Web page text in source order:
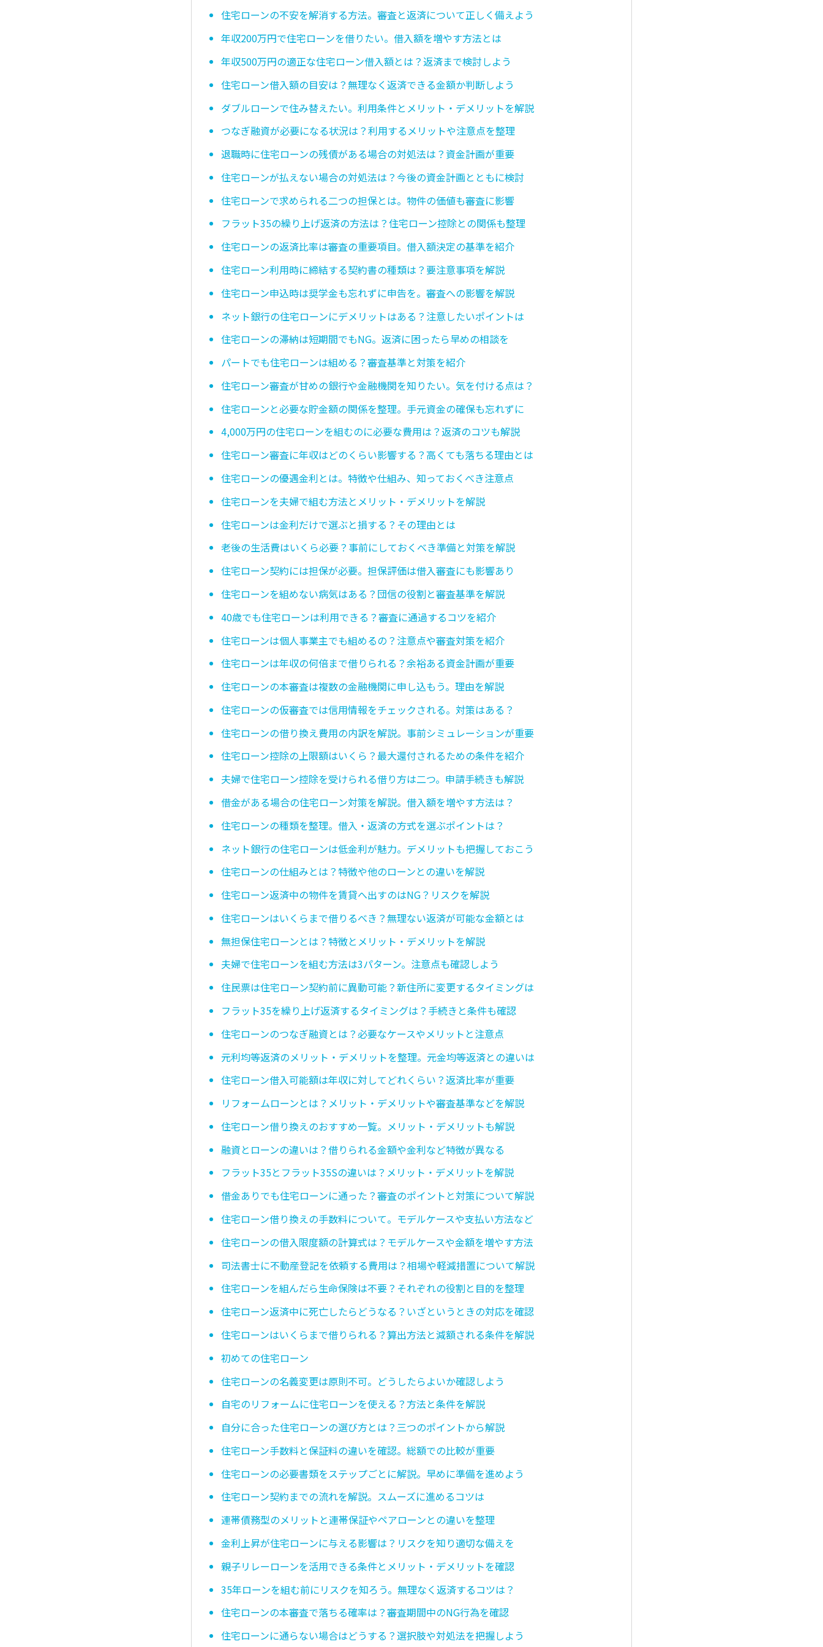
住宅ローンの不安を解消する方法。審査と返済について正しく備えよう
年収200万円で住宅ローンを借りたい。借入額を増やす方法とは
年収500万円の適正な住宅ローン借入額とは？返済まで検討しよう
住宅ローン借入額の目安は？無理なく返済できる金額か判断しよう
ダブルローンで住み替えたい。利用条件とメリット・デメリットを解説
つなぎ融資が必要になる状況は？利用するメリットや注意点を整理
退職時に住宅ローンの残債がある場合の対処法は？資金計画が重要
住宅ローンが払えない場合の対処法は？今後の資金計画とともに検討
住宅ローンで求められる二つの担保とは。物件の価値も審査に影響
フラット35の繰り上げ返済の方法は？住宅ローン控除との関係も整理
住宅ローンの返済比率は審査の重要項目。借入額決定の基準を紹介
住宅ローン利用時に締結する契約書の種類は？要注意事項を解説
住宅ローン申込時は奨学金も忘れずに申告を。審査への影響を解説
ネット銀行の住宅ローンにデメリットはある？注意したいポイントは
住宅ローンの滞納は短期間でもNG。返済に困ったら早めの相談を
パートでも住宅ローンは組める？審査基準と対策を紹介
住宅ローン審査が甘めの銀行や金融機関を知りたい。気を付ける点は？
住宅ローンと必要な貯金額の関係を整理。手元資金の確保も忘れずに
4,000万円の住宅ローンを組むのに必要な費用は？返済のコツも解説
住宅ローン審査に年収はどのくらい影響する？高くても落ちる理由とは
住宅ローンの優遇金利とは。特徴や仕組み、知っておくべき注意点
住宅ローンを夫婦で組む方法とメリット・デメリットを解説
住宅ローンは金利だけで選ぶと損する？その理由とは
老後の生活費はいくら必要？事前にしておくべき準備と対策を解説
住宅ローン契約には担保が必要。担保評価は借入審査にも影響あり
住宅ローンを組めない病気はある？団信の役割と審査基準を解説
40歳でも住宅ローンは利用できる？審査に通過するコツを紹介
住宅ローンは個人事業主でも組めるの？注意点や審査対策を紹介
住宅ローンは年収の何倍まで借りられる？余裕ある資金計画が重要
住宅ローンの本審査は複数の金融機関に申し込もう。理由を解説
住宅ローンの仮審査では信用情報をチェックされる。対策はある？
住宅ローンの借り換え費用の内訳を解説。事前シミュレーションが重要
住宅ローン控除の上限額はいくら？最大還付されるための条件を紹介
夫婦で住宅ローン控除を受けられる借り方は二つ。申請手続きも解説
借金がある場合の住宅ローン対策を解説。借入額を増やす方法は？
住宅ローンの種類を整理。借入・返済の方式を選ぶポイントは？
ネット銀行の住宅ローンは低金利が魅力。デメリットも把握しておこう
住宅ローンの仕組みとは？特徴や他のローンとの違いを解説
住宅ローン返済中の物件を賃貸へ出すのはNG？リスクを解説
住宅ローンはいくらまで借りるべき？無理ない返済が可能な金額とは
無担保住宅ローンとは？特徴とメリット・デメリットを解説
夫婦で住宅ローンを組む方法は3パターン。注意点も確認しよう
住民票は住宅ローン契約前に異動可能？新住所に変更するタイミングは
フラット35を繰り上げ返済するタイミングは？手続きと条件も確認
住宅ローンのつなぎ融資とは？必要なケースやメリットと注意点
元利均等返済のメリット・デメリットを整理。元金均等返済との違いは
住宅ローン借入可能額は年収に対してどれくらい？返済比率が重要
リフォームローンとは？メリット・デメリットや審査基準などを解説
住宅ローン借り換えのおすすめ一覧。メリット・デメリットも解説
融資とローンの違いは？借りられる金額や金利など特徴が異なる
フラット35とフラット35Sの違いは？メリット・デメリットを解説
借金ありでも住宅ローンに通った？審査のポイントと対策について解説
住宅ローン借り換えの手数料について。モデルケースや支払い方法など
住宅ローンの借入限度額の計算式は？モデルケースや金額を増やす方法
司法書士に不動産登記を依頼する費用は？相場や軽減措置について解説
住宅ローンを組んだら生命保険は不要？それぞれの役割と目的を整理
住宅ローン返済中に死亡したらどうなる？いざというときの対応を確認
住宅ローンはいくらまで借りられる？算出方法と減額される条件を解説
初めての住宅ローン
住宅ローンの名義変更は原則不可。どうしたらよいか確認しよう
自宅のリフォームに住宅ローンを使える？方法と条件を解説
自分に合った住宅ローンの選び方とは？三つのポイントから解説
住宅ローン手数料と保証料の違いを確認。総額での比較が重要
住宅ローンの必要書類をステップごとに解説。早めに準備を進めよう
住宅ローン契約までの流れを解説。スムーズに進めるコツは
連帯債務型のメリットと連帯保証やペアローンとの違いを整理
金利上昇が住宅ローンに与える影響は？リスクを知り適切な備えを
親子リレーローンを活用できる条件とメリット・デメリットを確認
35年ローンを組む前にリスクを知ろう。無理なく返済するコツは？
住宅ローンの本審査で落ちる確率は？審査期間中のNG行為を確認
住宅ローンに通らない場合はどうする？選択肢や対処法を把握しよう